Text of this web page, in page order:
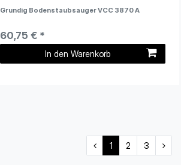
Grundig Bodenstaubsauger VCC 3870 A
60,75 € *
In den Warenkorb
1 2 3